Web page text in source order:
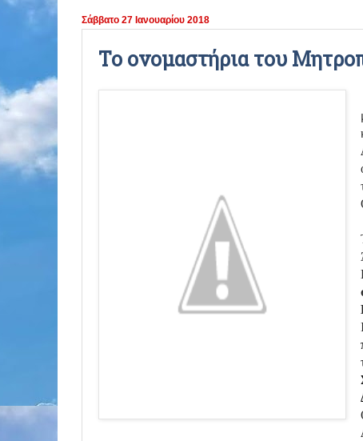
ΠΕΡΙΟΔΟΣ 2014 - 2015
Σάββατο 27 Ιανουαρίου 2018
Το ονομαστήρια του